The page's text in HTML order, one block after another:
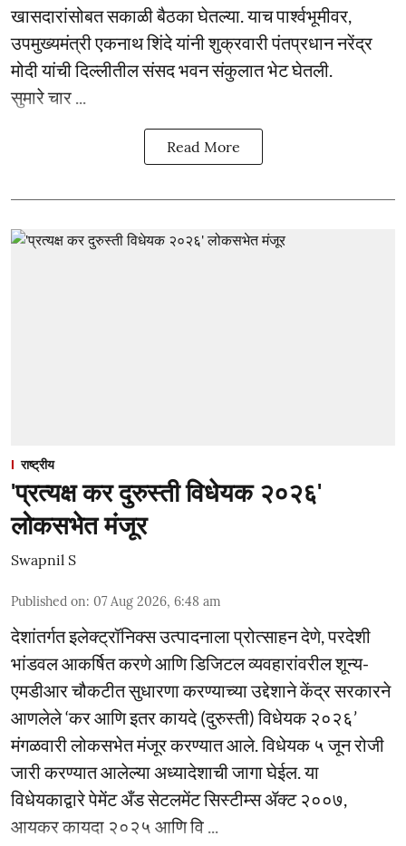
खासदारांसोबत सकाळी बैठका घेतल्या. याच पार्श्वभूमीवर,
उपमुख्यमंत्री एकनाथ शिंदे यांनी शुक्रवारी पंतप्रधान नरेंद्र
मोदी यांची दिल्लीतील संसद भवन संकुलात भेट घेतली.
सुमारे चार ...
Read More
राष्ट्रीय
'प्रत्यक्ष कर दुरुस्ती विधेयक २०२६'
लोकसभेत मंजूर
Swapnil S
Published on: 07 Aug 2026, 6:48 am
देशांतर्गत इलेक्ट्रॉनिक्स उत्पादनाला प्रोत्साहन देणे, परदेशी
भांडवल आकर्षित करणे आणि डिजिटल व्यवहारांवरील शून्य-
एमडीआर चौकटीत सुधारणा करण्याच्या उद्देशाने केंद्र सरकारने
आणलेले ‘कर आणि इतर कायदे (दुरुस्ती) विधेयक २०२६’
मंगळवारी लोकसभेत मंजूर करण्यात आले. विधेयक ५ जून रोजी
जारी करण्यात आलेल्या अध्यादेशाची जागा घेईल. या
विधेयकाद्वारे पेमेंट अँड सेटलमेंट सिस्टीम्स ॲक्ट २००७,
आयकर कायदा २०२५ आणि वि ...